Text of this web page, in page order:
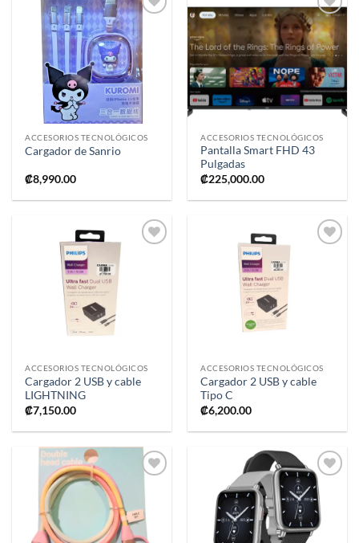
lista de
deseos
ACCESORIOS TECNOLÓGICOS
Cargador de Sanrio
₡8,990.00
Añadir
a la
lista de
deseos
ACCESORIOS TECNOLÓGICOS
Pantalla Smart FHD 43
Pulgadas
₡225,000.00
ACCESORIOS TECNOLÓGICOS
Cargador 2 USB y cable
LIGHTNING
₡7,150.00
ACCESORIOS TECNOLÓGICOS
Cargador 2 USB y cable
Tipo C
₡6,200.00
lista de
deseos
Añadir
a la
lista de
deseos